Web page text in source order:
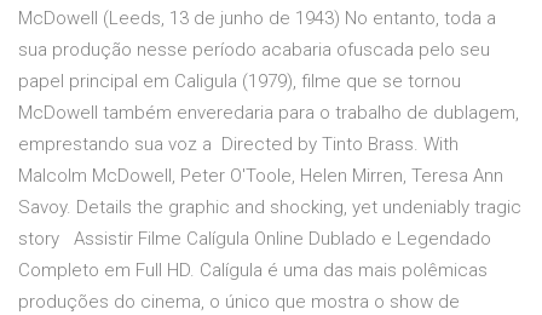
McDowell (Leeds, 13 de junho de 1943) No entanto, toda a
sua produção nesse período acabaria ofuscada pelo seu
papel principal em Caligula (1979), filme que se tornou
McDowell também enveredaria para o trabalho de dublagem,
emprestando sua voz a Directed by Tinto Brass. With
Malcolm McDowell, Peter O'Toole, Helen Mirren, Teresa Ann
Savoy. Details the graphic and shocking, yet undeniably tragic
story Assistir Filme Calígula Online Dublado e Legendado
Completo em Full HD. Calígula é uma das mais polêmicas
produções do cinema, o único que mostra o show de